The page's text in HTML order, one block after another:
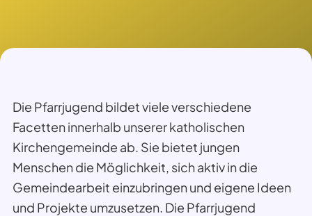
Die Pfarrjugend bildet viele verschiedene
Facetten innerhalb unserer katholischen
Kirchengemeinde ab. Sie bietet jungen
Menschen die Möglichkeit, sich aktiv in die
Gemeindearbeit einzubringen und eigene Ideen
und Projekte umzusetzen. Die Pfarrjugend